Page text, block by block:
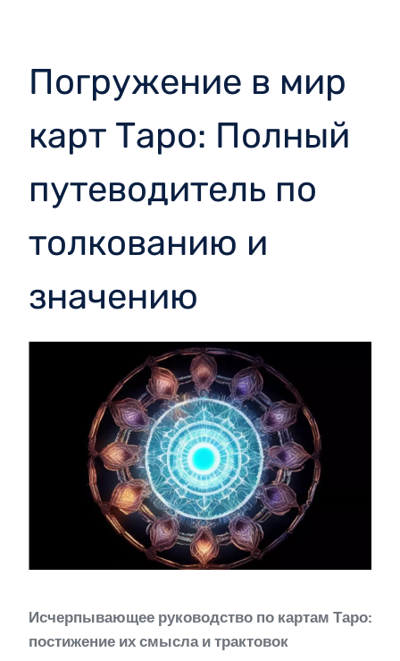
Погружение в мир
карт Таро: Полный
путеводитель по
толкованию и
значению
Исчерпывающее руководство по картам Таро:
постижение их смысла и трактовок